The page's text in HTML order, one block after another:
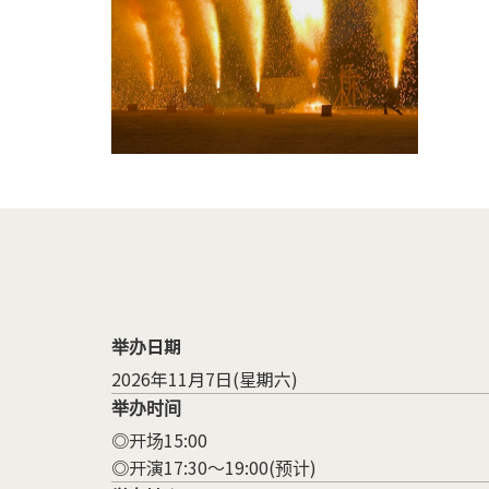
举办日期
2026年11月7日(星期六)
举办时间
◎开场15:00
◎开演17:30～19:00(预计)